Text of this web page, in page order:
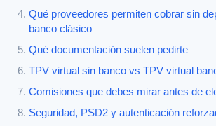
Qué proveedores permiten cobrar sin
banco clásico
Qué documentación suelen pedirte
TPV virtual sin banco vs TPV virtual
Comisiones que debes mirar antes de
Seguridad, PSD2 y autenticación